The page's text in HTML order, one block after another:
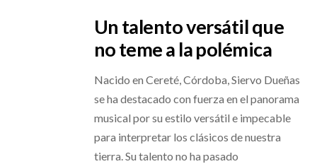
Un talento versátil que
no teme a la polémica
Nacido en Cereté, Córdoba, Siervo Dueñas
se ha destacado con fuerza en el panorama
musical por su estilo versátil e impecable
para interpretar los clásicos de nuestra
tierra. Su talento no ha pasado